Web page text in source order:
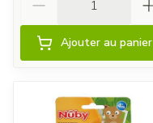
Ajouter au panier